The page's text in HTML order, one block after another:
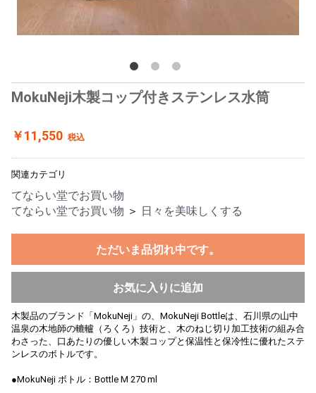
MokuNeji木製コップ付きステンレス水筒
￥11,550 税込
関連カテゴリ
てならい堂でお買い物
てならい堂でお買い物 ＞ 日々を美味しくする
ただいま品切れ中です。
お気に入りに追加
木製品のブランド「MokuNeji」の、MokuNeji Bottleは、石川県の山中
温泉の木地師の轆轤（ろくろ）技術と、木のねじ切り加工技術の組み合
わさった、口あたりの優しい木製コップと保温性と保冷性に優れたステ
ンレスのボトルです。
●MokuNeji ボトル：Bottle M 270 ml